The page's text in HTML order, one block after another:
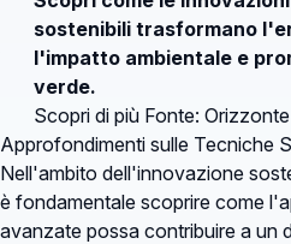
sostenibili trasformano
l'impatto ambientale e
verde.
Scopri di più Fonte:
Approfondimenti sulle Tecniche
Nell'ambito dell'innovazione
è fondamentale scoprire come
avanzate possa contribuire a un